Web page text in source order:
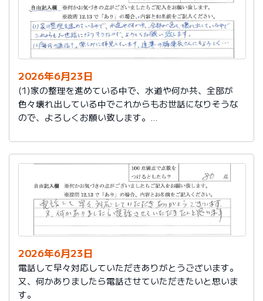
2026年6月23日
(1)家の整理を進めている中で、水道や何か共、全部が
色々壊れ出している中でこれからもお世話になりそうな
ので、よろしくお願い致します。
集長さんにもよろしく…
2026年6月23日
電話して早々対応していただきありがとうございます。
又、何かありましたら電話させていただきたいと思いま
す。